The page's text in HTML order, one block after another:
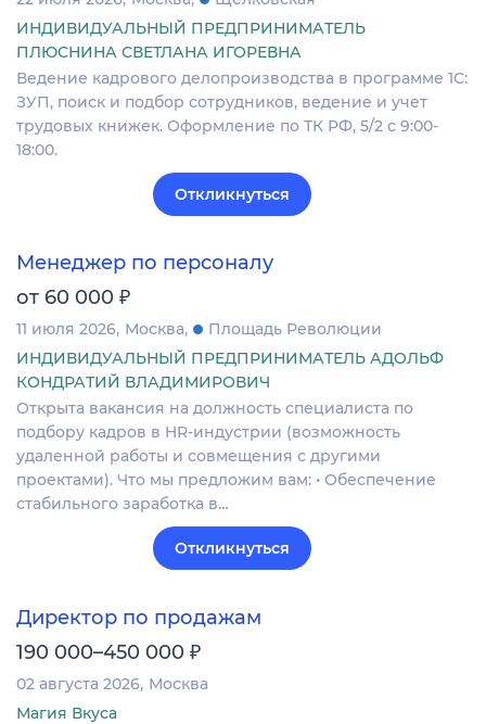
ИНДИВИДУАЛЬНЫЙ ПРЕДПРИНИМАТЕЛЬ
ПЛЮСНИНА СВЕТЛАНА ИГОРЕВНА
Ведение кадрового делопроизводства в программе 1С:
ЗУП, поиск и подбор сотрудников, ведение и учет
трудовых книжек. Оформление по ТК РФ, 5/2 с 9:00-
18:00.
Откликнуться
Менеджер по персоналу
от 60 000 ₽
11 июля 2026 Москва
Площадь Революции
ИНДИВИДУАЛЬНЫЙ ПРЕДПРИНИМАТЕЛЬ АДОЛЬФ
КОНДРАТИЙ ВЛАДИМИРОВИЧ
Открыта вакансия на должность специалиста по
подбору кадров в HR-индустрии (возможность
удаленной работы и совмещения с другими
проектами). Что мы предложим вам: • Обеспечение
стабильного заработка в…
Откликнуться
Директор по продажам
190 000–450 000 ₽
02 августа 2026 Москва
Магия Вкуса